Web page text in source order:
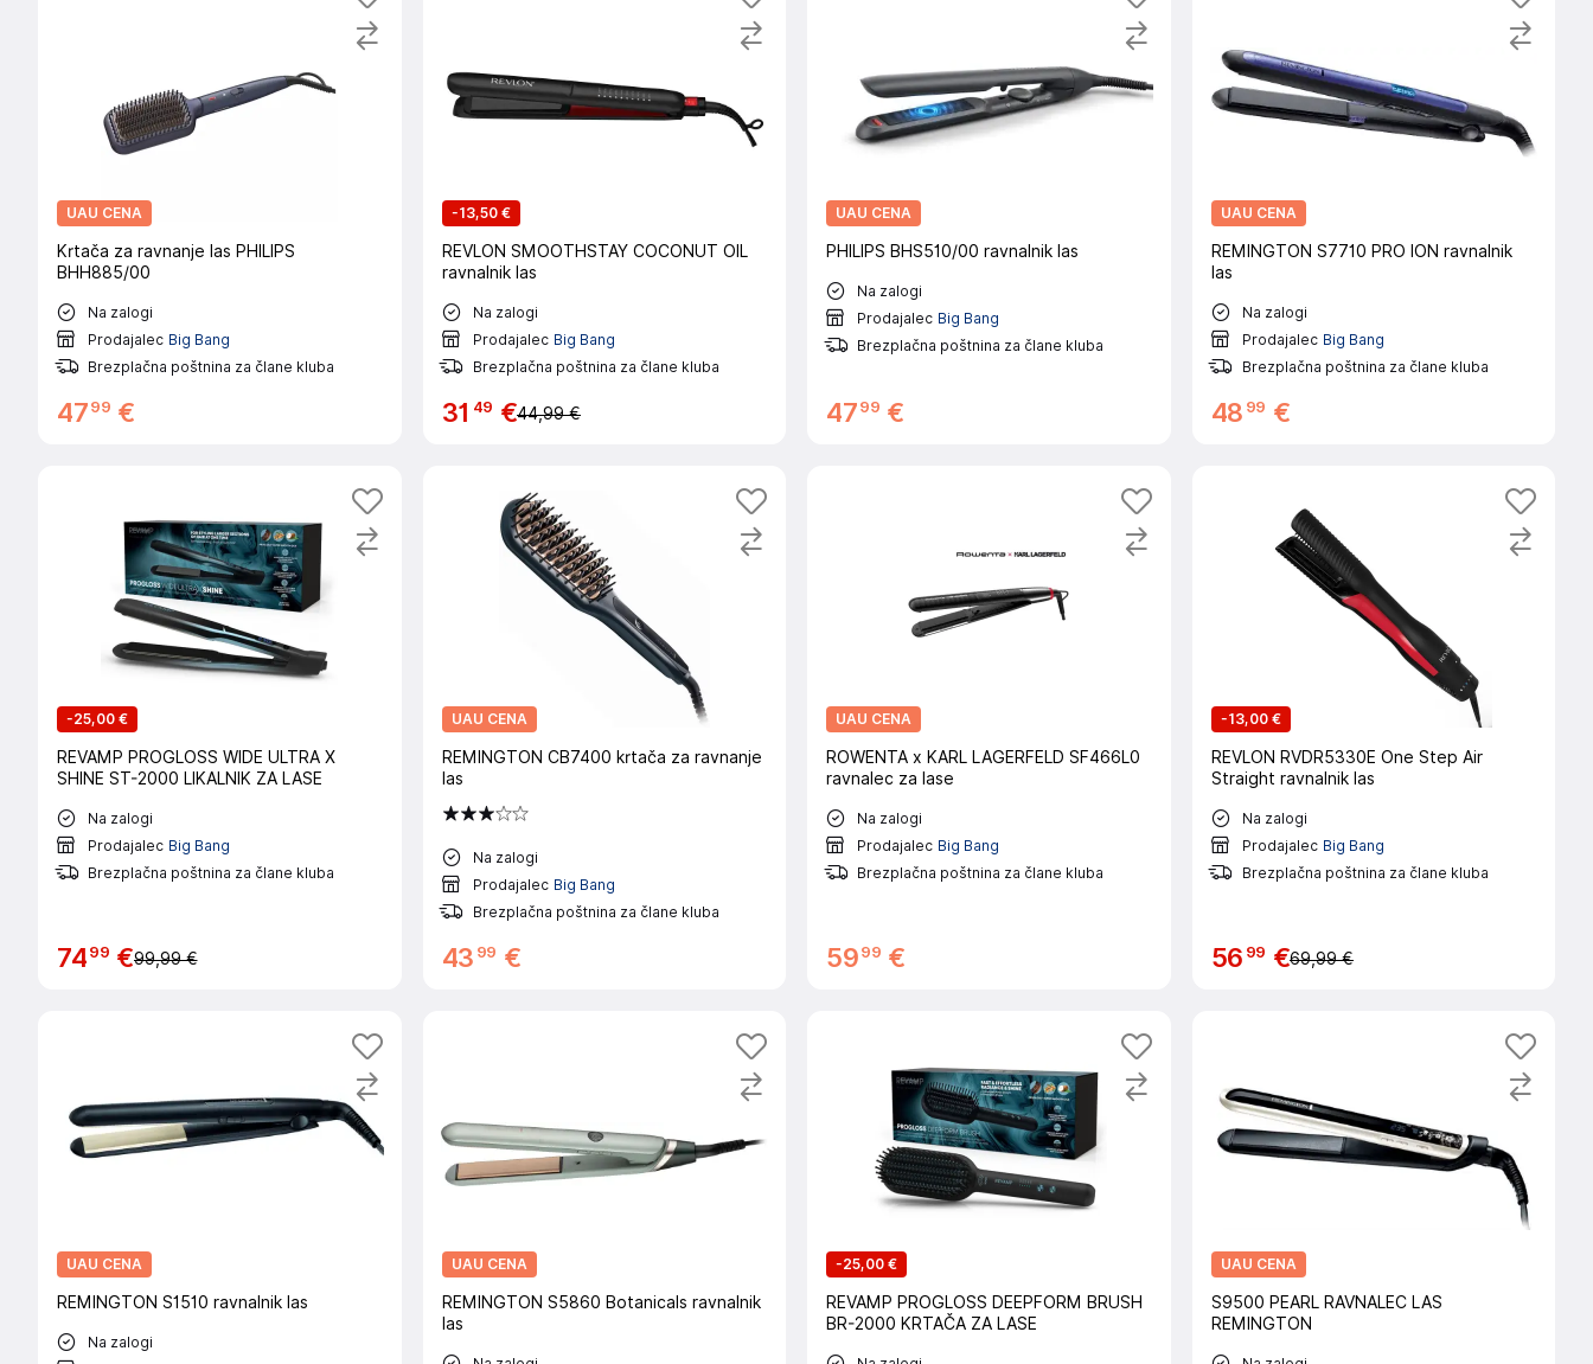
UAU CENA
Krtača za ravnanje las PHILIPS
BHH885/00
Na zalogi
Prodajalec Big Bang
Brezplačna poštnina za člane kluba
4799 €
-13,50 €
REVLON SMOOTHSTAY COCONUT OIL
ravnalnik las
Na zalogi
Prodajalec Big Bang
Brezplačna poštnina za člane kluba
31 49 €44,99 €
UAU CENA
PHILIPS BHS510/00 ravnalnik las
Na zalogi
Prodajalec Big Bang
Brezplačna poštnina za člane kluba
4799 €
UAU CENA
REMINGTON S7710 PRO ION ravnalnik
las
Na zalogi
Prodajalec Big Bang
Brezplačna poštnina za člane kluba
48 99 €
-25,00 €
REVAMP PROGLOSS WIDE ULTRA X
SHINE ST-2000 LIKALNIK ZA LASE
Na zalogi
Prodajalec Big Bang
Brezplačna poštnina za člane kluba
7499 €99,99 €
UAU CENA
REMINGTON CB7400 krtača za ravnanje
las
Na zalogi
Prodajalec Big Bang
Brezplačna poštnina za člane kluba
43 99 €
UAU CENA
ROWENTA x KARL LAGERFELD SF466L0
ravnalec za lase
Na zalogi
Prodajalec Big Bang
Brezplačna poštnina za člane kluba
5999 €
-13,00 €
REVLON RVDR5330E One Step Air
Straight ravnalnik las
Na zalogi
Prodajalec Big Bang
Brezplačna poštnina za člane kluba
56 99 €69,99 €
UAU CENA
REMINGTON S1510 ravnalnik las
Na zalogi
UAU CENA
REMINGTON S5860 Botanicals ravnalnik
las
-25,00 €
REVAMP PROGLOSS DEEPFORM BRUSH
BR-2000 KRTAČA ZA LASE
UAU CENA
S9500 PEARL RAVNALEC LAS
REMINGTON